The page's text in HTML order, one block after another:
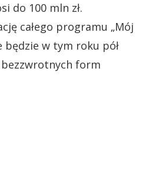
do 100 mln zł.
całego programu „Mój
będzie w tym roku pół
form